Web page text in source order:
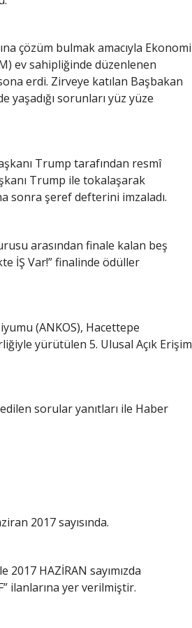
çözüm bulmak amacıyla Ekonomi
ev sahipliğinde düzenlenen
erdi. Zirveye katılan Başbakan
yaşadığı sorunları yüz yüze
Trump tarafından resmî
Trump ile tokalaşarak
sonra şeref defterini imzaladı.
arasından finale kalan beş
İŞ Var!” finalinde ödüller
(ANKOS), Hacettepe
yürütülen 5. Ulusal Açık Erişim
sorular yanıtları ile Haber
2017 sayısında.
HAZİRAN sayımızda
ilanlarına yer verilmiştir.